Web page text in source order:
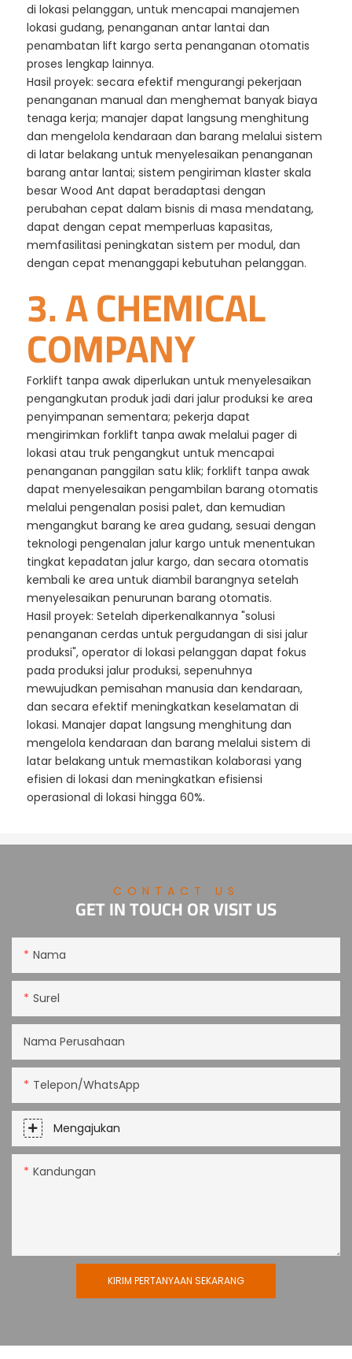
3. A CHEMICAL
COMPANY
Forklift tanpa awak diperlukan untuk menyelesaikan
pengangkutan produk jadi dari jalur produksi ke area
penyimpanan sementara; pekerja dapat
mengirimkan forklift tanpa awak melalui pager di
lokasi atau truk pengangkut untuk mencapai
penanganan panggilan satu klik; forklift tanpa awak
dapat menyelesaikan pengambilan barang otomatis
melalui pengenalan posisi palet, dan kemudian
mengangkut barang ke area gudang, sesuai dengan
teknologi pengenalan jalur kargo untuk menentukan
tingkat kepadatan jalur kargo, dan secara otomatis
kembali ke area untuk diambil barangnya setelah
menyelesaikan penurunan barang otomatis.
Hasil proyek: Setelah diperkenalkannya "solusi
penanganan cerdas untuk pergudangan di sisi jalur
produksi", operator di lokasi pelanggan dapat fokus
pada produksi jalur produksi, sepenuhnya
mewujudkan pemisahan manusia dan kendaraan,
dan secara efektif meningkatkan keselamatan di
lokasi. Manajer dapat langsung menghitung dan
mengelola kendaraan dan barang melalui sistem di
latar belakang untuk memastikan kolaborasi yang
efisien di lokasi dan meningkatkan efisiensi
operasional di lokasi hingga 60%.
di lokasi pelanggan, untuk mencapai manajemen
lokasi gudang, penanganan antar lantai dan
penambatan lift kargo serta penanganan otomatis
proses lengkap lainnya.
Hasil proyek: secara efektif mengurangi pekerjaan
penanganan manual dan menghemat banyak biaya
tenaga kerja; manajer dapat langsung menghitung
dan mengelola kendaraan dan barang melalui sistem
di latar belakang untuk menyelesaikan penanganan
barang antar lantai; sistem pengiriman klaster skala
besar Wood Ant dapat beradaptasi dengan
perubahan cepat dalam bisnis di masa mendatang,
dapat dengan cepat memperluas kapasitas,
memfasilitasi peningkatan sistem per modul, dan
dengan cepat menanggapi kebutuhan pelanggan.
CONTACT US
GET IN TOUCH OR VISIT US
Nama
Surel
Nama Perusahaan
Telepon/WhatsApp
Mengajukan
Kandungan
KIRIM PERTANYAAN SEKARANG